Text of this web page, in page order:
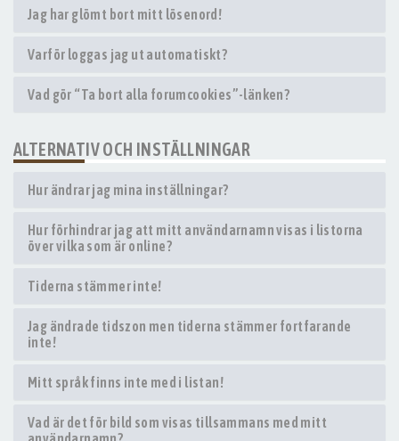
Jag har glömt bort mitt lösenord!
Varför loggas jag ut automatiskt?
Vad gör “Ta bort alla forumcookies”-länken?
ALTERNATIV OCH INSTÄLLNINGAR
Hur ändrar jag mina inställningar?
Hur förhindrar jag att mitt användarnamn visas i listorna
över vilka som är online?
Tiderna stämmer inte!
Jag ändrade tidszon men tiderna stämmer fortfarande
inte!
Mitt språk finns inte med i listan!
Vad är det för bild som visas tillsammans med mitt